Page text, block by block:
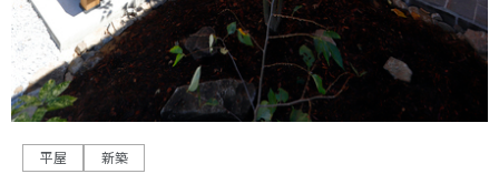
平屋 新築